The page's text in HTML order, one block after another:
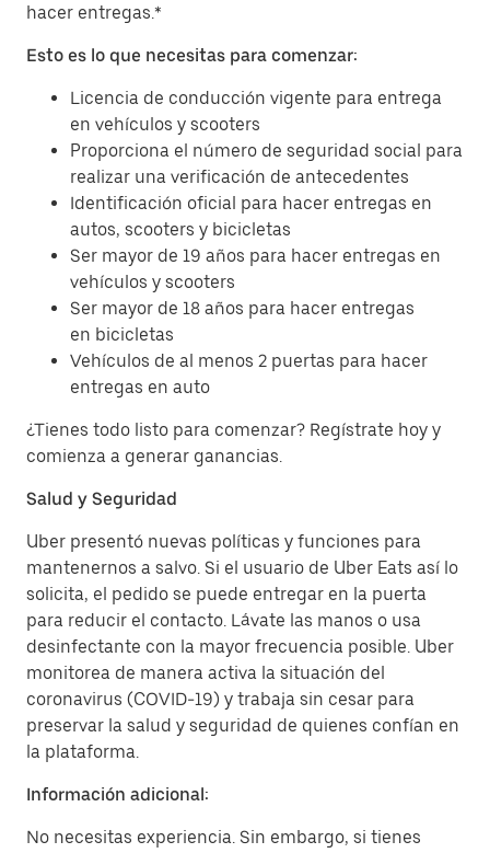
hacer entregas.*
Esto es lo que necesitas para comenzar:
Licencia de conducción vigente para entrega
en vehículos y scooters
Proporciona el número de seguridad social para
realizar una verificación de antecedentes
Identificación oficial para hacer entregas en
autos, scooters y bicicletas
Ser mayor de 19 años para hacer entregas en
vehículos y scooters
Ser mayor de 18 años para hacer entregas
en bicicletas
Vehículos de al menos 2 puertas para hacer
entregas en auto
¿Tienes todo listo para comenzar? Regístrate hoy y
comienza a generar ganancias.
Salud y Seguridad
Uber presentó nuevas políticas y funciones para
mantenernos a salvo. Si el usuario de Uber Eats así lo
solicita, el pedido se puede entregar en la puerta
para reducir el contacto. Lávate las manos o usa
desinfectante con la mayor frecuencia posible. Uber
monitorea de manera activa la situación del
coronavirus (COVID-19) y trabaja sin cesar para
preservar la salud y seguridad de quienes confían en
la plataforma.
Información adicional:
No necesitas experiencia. Sin embargo, si tienes